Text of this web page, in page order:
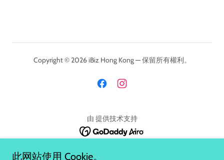
Copyright © 2026 iBiz Hong Kong — 保留所有權利。
由 提供技术支持
此网站使用 Cookie。